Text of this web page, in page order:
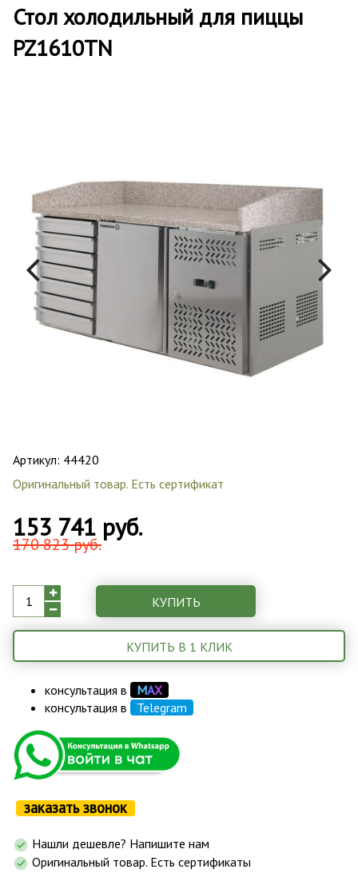
Стол холодильный для пиццы
PZ1610TN
Артикул: 44420
Оригинальный товар. Есть сертификат
153 741 руб.
170 823 руб.
КУПИТЬ
КУПИТЬ В 1 КЛИК
консультация в МАХ
консультация в Telegram
заказать звонок
Нашли дешевле? Напишите нам
Оригинальный товар. Есть сертификаты